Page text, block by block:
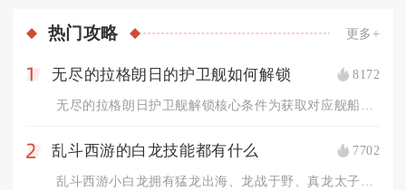
热门攻略 更多+
无尽的拉格朗日的护卫舰如何解锁 8172
2 乱斗西游的白龙技能都有什么 7702
乱斗西游小白龙拥有猛龙出海、龙战于野、真龙太子三套基础技能，...